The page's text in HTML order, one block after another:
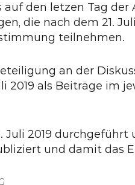
auf den letzen Tag
die nach dem 21.
teilnehmen.
an der
2019 als Beiträge im
2019 durchgeführt
und damit das